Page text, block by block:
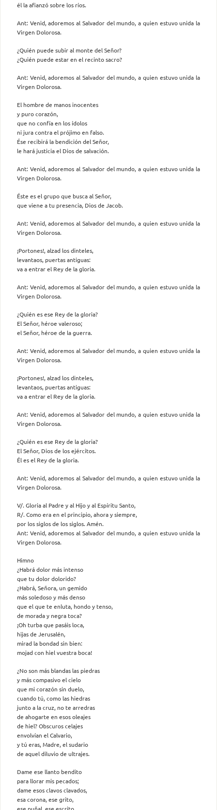
él la afianzó sobre los ríos.
Ant: Venid, adoremos al Salvador del mundo, a quien estuvo unida la
Virgen Dolorosa.
¿Quién puede subir al monte del Señor?
¿Quién puede estar en el recinto sacro?
Ant: Venid, adoremos al Salvador del mundo, a quien estuvo unida la
Virgen Dolorosa.
El hombre de manos inocentes
y puro corazón,
que no confía en los ídolos
ni jura contra el prójimo en falso.
Ése recibirá la bendición del Señor,
le hará justicia el Dios de salvación.
Ant: Venid, adoremos al Salvador del mundo, a quien estuvo unida la
Virgen Dolorosa.
Éste es el grupo que busca al Señor,
que viene a tu presencia, Dios de Jacob.
Ant: Venid, adoremos al Salvador del mundo, a quien estuvo unida la
Virgen Dolorosa.
¡Portones!, alzad los dinteles,
levantaos, puertas antiguas:
va a entrar el Rey de la gloria.
Ant: Venid, adoremos al Salvador del mundo, a quien estuvo unida la
Virgen Dolorosa.
¿Quién es ese Rey de la gloria?
El Señor, héroe valeroso;
el Señor, héroe de la guerra.
Ant: Venid, adoremos al Salvador del mundo, a quien estuvo unida la
Virgen Dolorosa.
¡Portones!, alzad los dinteles,
levantaos, puertas antiguas:
va a entrar el Rey de la gloria.
Ant: Venid, adoremos al Salvador del mundo, a quien estuvo unida la
Virgen Dolorosa.
¿Quién es ese Rey de la gloria?
El Señor, Dios de los ejércitos.
Él es el Rey de la gloria.
Ant: Venid, adoremos al Salvador del mundo, a quien estuvo unida la
Virgen Dolorosa.
V/. Gloria al Padre y al Hijo y al Espíritu Santo,
R/. Como era en el principio, ahora y siempre,
por los siglos de los siglos. Amén.
Ant: Venid, adoremos al Salvador del mundo, a quien estuvo unida la
Virgen Dolorosa.
Himno
¿Habrá dolor más intenso
que tu dolor dolorido?
¿Habrá, Señora, un gemido
más soledoso y más denso
que el que te enluta, hondo y tenso,
de morada y negra toca?
¡Oh turba que pasáis loca,
hijas de Jerusalén,
mirad la bondad sin bien:
mojad con hiel vuestra boca!
¿No son más blandas las piedras
y más compasivo el cielo
que mi corazón sin duelo,
cuando tú, como las hiedras
junto a la cruz, no te arredras
de ahogarte en esos oleajes
de hiel? Obscuros celajes
envolvían el Calvario,
y tú eras, Madre, el sudario
de aquel diluvio de ultrajes.
Dame ese llanto bendito
para llorar mis pecados;
dame esos clavos clavados,
esa corona, ese grito,